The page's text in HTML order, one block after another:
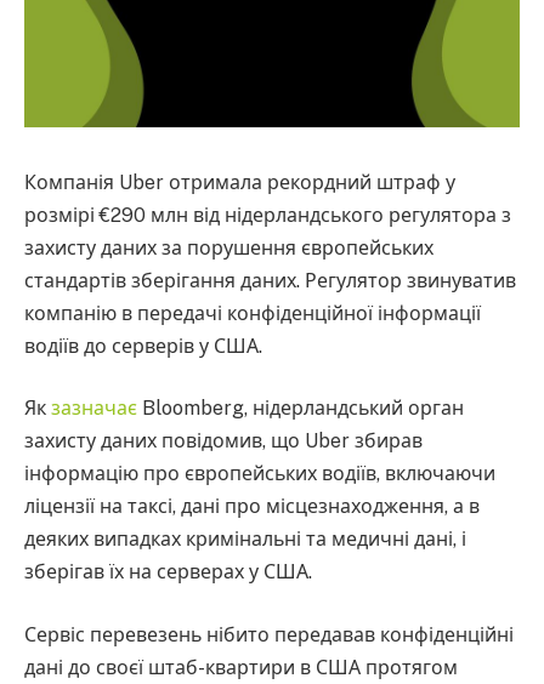
Компанія Uber отримала рекордний штраф у
розмірі €290 млн від нідерландського регулятора з
захисту даних за порушення європейських
стандартів зберігання даних. Регулятор звинуватив
компанію в передачі конфіденційної інформації
водіїв до серверів у США.
Як зазначає Bloomberg, нідерландський орган
захисту даних повідомив, що Uber збирав
інформацію про європейських водіїв, включаючи
ліцензії на таксі, дані про місцезнаходження, а в
деяких випадках кримінальні та медичні дані, і
зберігав їх на серверах у США.
Сервіс перевезень нібито передавав конфіденційні
дані до своєї штаб-квартири в США протягом